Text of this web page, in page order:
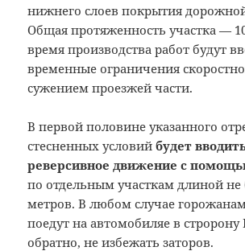
нижнего слоев покрытия
Общая протяженность участка —
время производства работ будут
временные ограничения
сужением проезжей части.
В первой половине указанного
стесненных условийбудет
реверсивное движение с
по отдельным участкам длиной не
метров. В любом случае
поедут на автомобиляе в
обратно, не избежать заторов.